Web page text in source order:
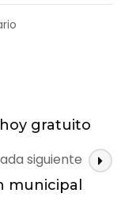
balance
sus
primeros
gratuito
siguiente
municipal